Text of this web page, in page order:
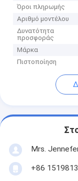
Όροι πληρωμής
Αριθμό μοντέλου
Δυνατότητα
προσφοράς
Μάρκα
Πιστοποίηση
Mrs.
+86